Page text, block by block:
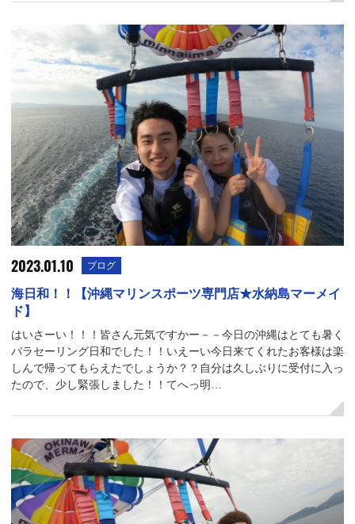
2023.01.10 ブログ
海日和！！【沖縄マリンスポーツ専門店★水納島マーメイ
ド】
はいさーい！！！皆さん元気ですかー－－今日の沖縄はとても暑く
パラセーリング日和でした！！いえーい今日来てくれたお客様は楽
しんで帰ってもらえたでしょうか？？自分は久しぶりに受付に入っ
たので、少し緊張しました！！てへっ明…